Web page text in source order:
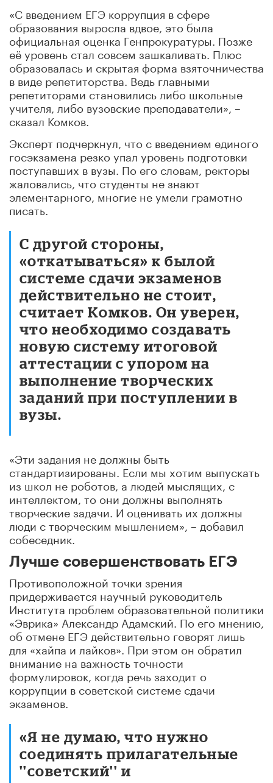
«С введением ЕГЭ коррупция в сфере
образования выросла вдвое, это была
официальная оценка Генпрокуратуры. Позже
её уровень стал совсем зашкаливать. Плюс
образовалась и скрытая форма взяточничества
в виде репетиторства. Ведь главными
репетиторами становились либо школьные
учителя, либо вузовские преподаватели», –
сказал Комков.
Эксперт подчеркнул, что с введением единого
госэкзамена резко упал уровень подготовки
поступавших в вузы. По его словам, ректоры
жаловались, что студенты не знают
элементарного, многие не умели грамотно
писать.
С другой стороны,
«откатываться» к былой
системе сдачи экзаменов
действительно не стоит,
считает Комков. Он уверен,
что необходимо создавать
новую систему итоговой
аттестации с упором на
выполнение творческих
заданий при поступлении в
вузы.
«Эти задания не должны быть
стандартизированы. Если мы хотим выпускать
из школ не роботов, а людей мыслящих, с
интеллектом, то они должны выполнять
творческие задачи. И оценивать их должны
люди с творческим мышлением», – добавил
собеседник.
Лучше совершенствовать ЕГЭ
Противоположной точки зрения
придерживается научный руководитель
Института проблем образовательной политики
«Эврика» Александр Адамский. По его мнению,
об отмене ЕГЭ действительно говорят лишь
для «хайпа и лайков». При этом он обратил
внимание на важность точности
формулировок, когда речь заходит о
коррупции в советской системе сдачи
экзаменов.
«Я не думаю, что нужно
соединять прилагательные
''советский'' и